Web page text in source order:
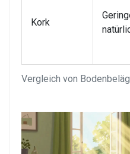
Vergleich von
Kork